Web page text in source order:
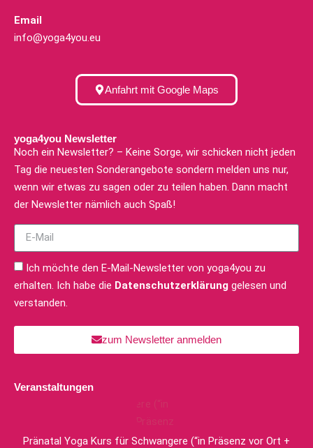
Email
info@yoga4you.eu
Anfahrt mit Google Maps
yoga4you Newsletter
Noch ein Newsletter? – Keine Sorge, wir schicken nicht jeden
Tag die neuesten Sonderangebote sondern melden uns nur,
wenn wir etwas zu sagen oder zu teilen haben. Dann macht
der Newsletter nämlich auch Spaß!
Ich möchte den E-Mail-Newsletter von yoga4you zu
erhalten. Ich habe die Datenschutzerklärung gelesen und
verstanden.
zum Newsletter anmelden
Veranstaltungen
Pränatal Yoga Kurs für Schwangere (“in Präsenz vor Ort +